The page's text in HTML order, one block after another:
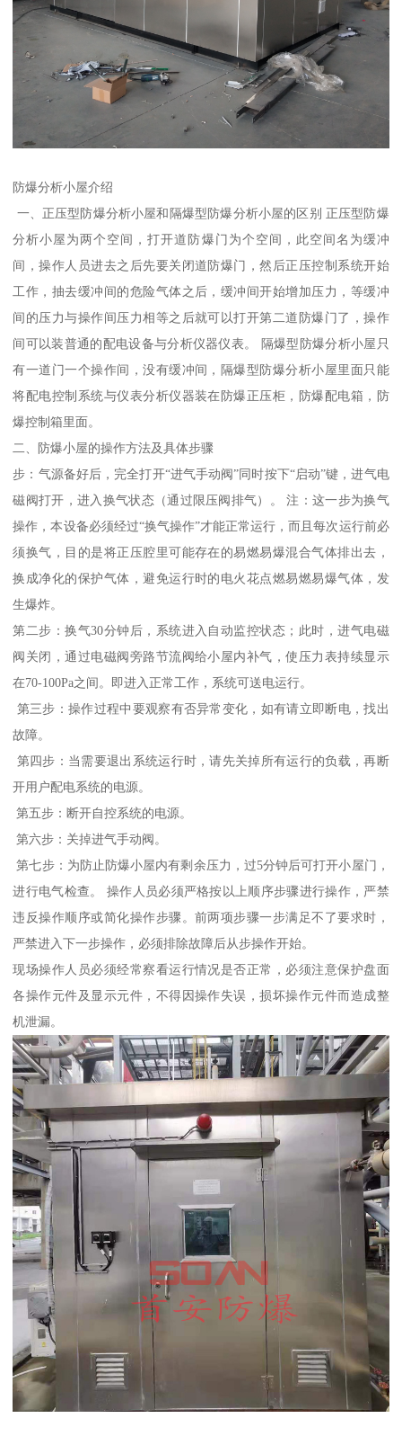
防爆分析小屋介绍
一、正压型防爆分析小屋和隔爆型防爆分析小屋的区别 正压型防爆
分析小屋为两个空间，打开道防爆门为个空间，此空间名为缓冲
间，操作人员进去之后先要关闭道防爆门，然后正压控制系统开始
工作，抽去缓冲间的危险气体之后，缓冲间开始增加压力，等缓冲
间的压力与操作间压力相等之后就可以打开第二道防爆门了，操作
间可以装普通的配电设备与分析仪器仪表。 隔爆型防爆分析小屋只
有一道门一个操作间，没有缓冲间，隔爆型防爆分析小屋里面只能
将配电控制系统与仪表分析仪器装在防爆正压柜，防爆配电箱，防
爆控制箱里面。
二、防爆小屋的操作方法及具体步骤
步：气源备好后，完全打开“进气手动阀”同时按下“启动”键，进气电
磁阀打开，进入换气状态（通过限压阀排气）。 注：这一步为换气
操作，本设备必须经过“换气操作”才能正常运行，而且每次运行前必
须换气，目的是将正压腔里可能存在的易燃易爆混合气体排出去，
换成净化的保护气体，避免运行时的电火花点燃易燃易爆气体，发
生爆炸。
第二步：换气30分钟后，系统进入自动监控状态；此时，进气电磁
阀关闭，通过电磁阀旁路节流阀给小屋内补气，使压力表持续显示
在70-100Pa之间。即进入正常工作，系统可送电运行。
第三步：操作过程中要观察有否异常变化，如有请立即断电，找出
故障。
第四步：当需要退出系统运行时，请先关掉所有运行的负载，再断
开用户配电系统的电源。
第五步：断开自控系统的电源。
第六步：关掉进气手动阀。
第七步：为防止防爆小屋内有剩余压力，过5分钟后可打开小屋门，
进行电气检查。 操作人员必须严格按以上顺序步骤进行操作，严禁
违反操作顺序或简化操作步骤。前两项步骤一步满足不了要求时，
严禁进入下一步操作，必须排除故障后从步操作开始。
现场操作人员必须经常察看运行情况是否正常，必须注意保护盘面
各操作元件及显示元件，不得因操作失误，损坏操作元件而造成整
机泄漏。